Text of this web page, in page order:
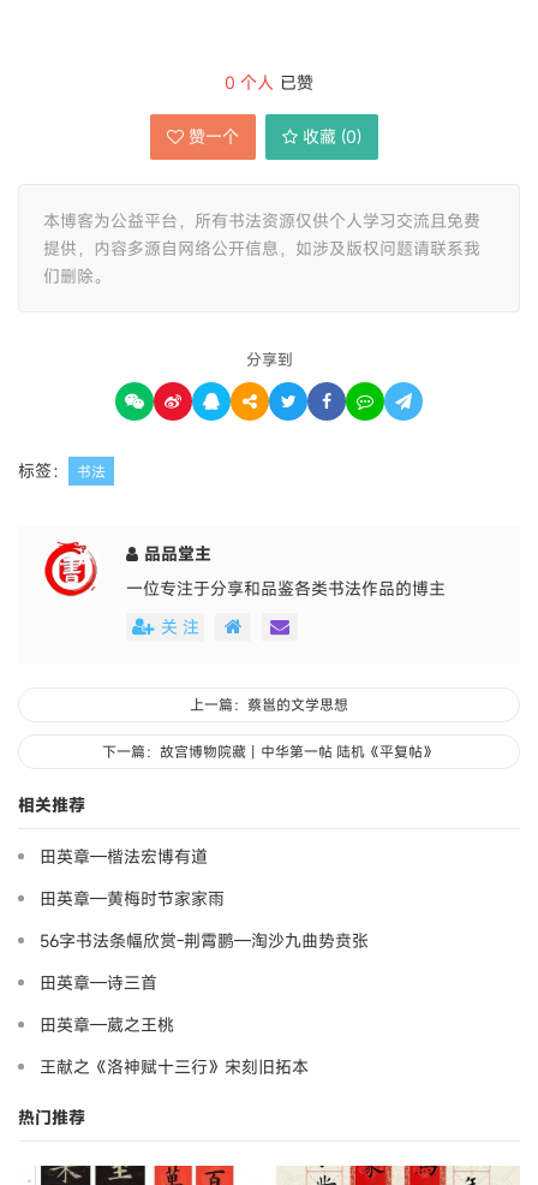
0 个人 已赞
赞一个 收藏 (0)
本博客为公益平台，所有书法资源仅供个人学习交流且免费
提供，内容多源自网络公开信息，如涉及版权问题请联系我
们删除。
分享到
标签： 书法
品品堂主
一位专注于分享和品鉴各类书法作品的博主
关 注
上一篇：蔡邕的文学思想
下一篇：故宫博物院藏丨中华第一帖 陆机《平复帖》
相关推荐
田英章—楷法宏博有道
田英章—黄梅时节家家雨
56字书法条幅欣赏-荆霄鹏—淘沙九曲势贲张
田英章—诗三首
田英章—葳之王桃
王献之《洛神赋十三行》宋刻旧拓本
热门推荐